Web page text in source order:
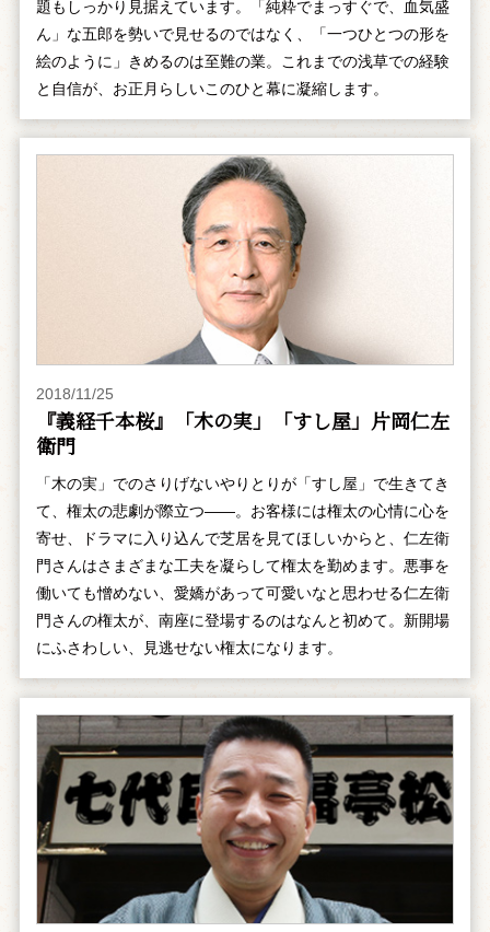
題もしっかり見据えています。「純粋でまっすぐで、血気盛
ん」な五郎を勢いで見せるのではなく、「一つひとつの形を
絵のように」きめるのは至難の業。これまでの浅草での経験
と自信が、お正月らしいこのひと幕に凝縮します。
2018/11/25
『義経千本桜』「木の実」「すし屋」片岡仁左
衛門
「木の実」でのさりげないやりとりが「すし屋」で生きてき
て、権太の悲劇が際立つ――。お客様には権太の心情に心を
寄せ、ドラマに入り込んで芝居を見てほしいからと、仁左衛
門さんはさまざまな工夫を凝らして権太を勤めます。悪事を
働いても憎めない、愛嬌があって可愛いなと思わせる仁左衛
門さんの権太が、南座に登場するのはなんと初めて。新開場
にふさわしい、見逃せない権太になります。